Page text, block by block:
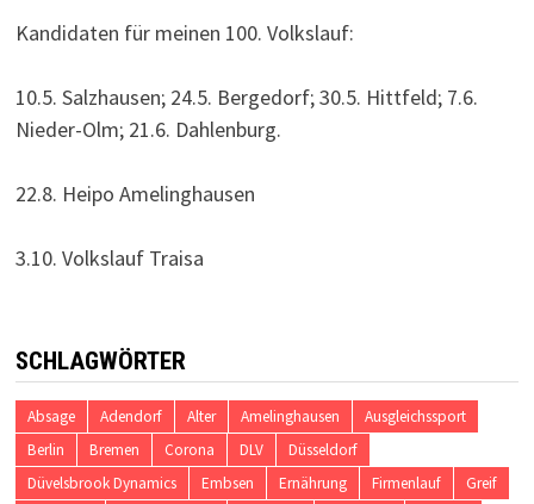
Kandidaten für meinen 100. Volkslauf:
10.5. Salzhausen; 24.5. Bergedorf; 30.5. Hittfeld; 7.6.
Nieder-Olm; 21.6. Dahlenburg.
22.8. Heipo Amelinghausen
3.10. Volkslauf Traisa
SCHLAGWÖRTER
Absage Adendorf Alter Amelinghausen
Ausgleichssport
Berlin
Bremen Corona DLV
Düsseldorf
Düvelsbrook Dynamics
Embsen Ernährung Firmenlauf
Greif